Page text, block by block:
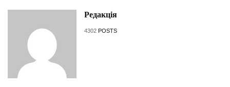
Редакція
4302 POSTS